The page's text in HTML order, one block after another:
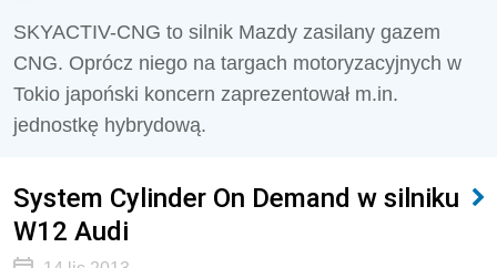
SKYACTIV-CNG to silnik Mazdy zasilany gazem
CNG. Oprócz niego na targach motoryzacyjnych w
Tokio japoński koncern zaprezentował m.in.
jednostkę hybrydową.
System Cylinder On Demand w silniku
W12 Audi